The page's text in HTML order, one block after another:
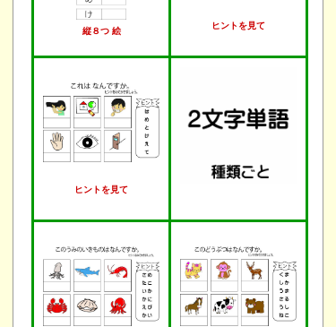
縦８つ 絵
ヒントを見て
ヒントを見て